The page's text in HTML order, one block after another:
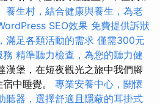
養生村，結合健康與養生，為老
SEO效果 免費提供訴狀
滿足各類活動的需求 僅需300元
務 精準聽力檢查，為您的聽力健
漢堡，在短夜觀光之旅中我們腳
中睡覺。 專業安養中心，關懷
聽器，選擇舒適且隱蔽的耳掛式